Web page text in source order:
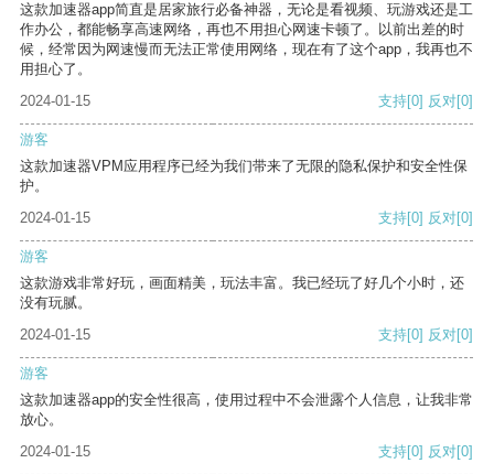
这款加速器app简直是居家旅行必备神器，无论是看视频、玩游戏还是工
作办公，都能畅享高速网络，再也不用担心网速卡顿了。以前出差的时
候，经常因为网速慢而无法正常使用网络，现在有了这个app，我再也不
用担心了。
2024-01-15
支持[0] 反对[0]
游客
这款加速器VPM应用程序已经为我们带来了无限的隐私保护和安全性保
护。
2024-01-15
支持[0] 反对[0]
游客
这款游戏非常好玩，画面精美，玩法丰富。我已经玩了好几个小时，还
没有玩腻。
2024-01-15
支持[0] 反对[0]
游客
这款加速器app的安全性很高，使用过程中不会泄露个人信息，让我非常
放心。
2024-01-15
支持[0] 反对[0]